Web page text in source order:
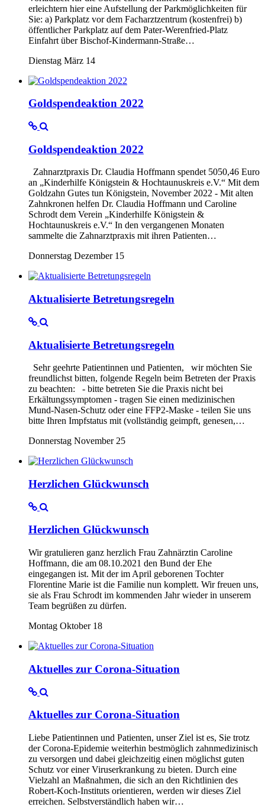
erleichtern hier eine Aufstellung der Parkmöglichkeiten für
Sie: a) Parkplatz vor dem Facharztzentrum (kostenfrei) b)
öffentlicher Parkplatz auf dem Pater-Werenfried-Platz
Einfahrt über Bischof-Kindermann-Straße…
Dienstag März 14
Goldspendeaktion 2022
Goldspendeaktion 2022
Zahnarztpraxis Dr. Claudia Hoffmann spendet 5050,46 Euro
an „Kinderhilfe Königstein & Hochtaunuskreis e.V.“ Mit dem
Goldzahn Gutes tun Königstein, November 2022 - Mit alten
Zahnkronen helfen Dr. Claudia Hoffmann und Caroline
Schrodt dem Verein „Kinderhilfe Königstein &
Hochtaunuskreis e.V.“ In den vergangenen Monaten
sammelte die Zahnarztpraxis mit ihren Patienten…
Donnerstag Dezember 15
Aktualisierte Betretungsregeln
Aktualisierte Betretungsregeln
Sehr geehrte Patientinnen und Patienten, wir möchten Sie
freundlichst bitten, folgende Regeln beim Betreten der Praxis
zu beachten: - bitte betreten Sie die Praxis nicht bei
Erkältungssymptomen - tragen Sie einen medizinischen
Mund-Nasen-Schutz oder eine FFP2-Maske - teilen Sie uns
bitte Ihren Impfstatus mit (vollständig geimpft, genesen,…
Donnerstag November 25
Herzlichen Glückwunsch
Herzlichen Glückwunsch
Wir gratulieren ganz herzlich Frau Zahnärztin Caroline
Hoffmann, die am 08.10.2021 den Bund der Ehe
eingegangen ist. Mit der im April geborenen Tochter
Florentine Marie ist die Familie nun komplett. Wir freuen uns,
sie als Frau Schrodt im kommenden Jahr wieder in unserem
Team begrüßen zu dürfen.
Montag Oktober 18
Aktuelles zur Corona-Situation
Aktuelles zur Corona-Situation
Liebe Patientinnen und Patienten, unser Ziel ist es, Sie trotz
der Corona-Epidemie weiterhin bestmöglich zahnmedizinisch
zu versorgen und dabei gleichzeitig einen möglichst guten
Schutz vor einer Viruserkrankung zu bieten. Durch eine
Vielzahl an Maßnahmen, die sich an den Richtlinien des
Robert-Koch-Instituts orientieren, werden wir dieses Ziel
erreichen. Selbstverständlich haben wir…